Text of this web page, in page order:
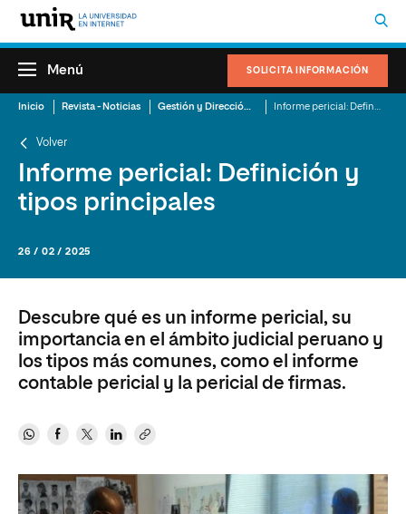
SOLICITA INFORMACIÓN
Menú
Inicio Revista - Noticias Gestión y Dirección Sanitaria
Volver
Informe pericial: Definición y
tipos principales
26 / 02 / 2025
Descubre qué es un informe pericial, su
importancia en el ámbito judicial peruano y
los tipos más comunes, como el informe
contable pericial y la pericial de firmas.